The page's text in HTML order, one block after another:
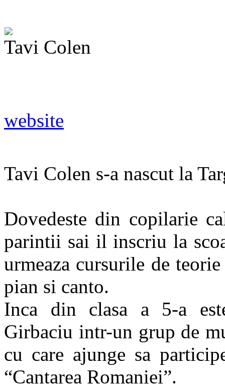
Tavi Colen
website
Tavi Colen s-a nascut la
Dovedeste din copilarie
parintii sai il inscriu la
urmeaza cursurile de
pian si canto.
Inca din clasa a 5-a
Girbaciu intr-un grup de
cu care ajunge sa
“Cantarea Romaniei”.